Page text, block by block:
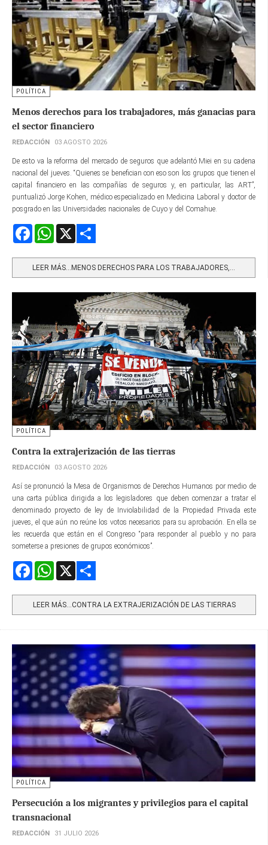
POLÍTICA
Menos derechos para los trabajadores, más ganacias para
el sector financiero
REDACCIÓN 03 AGOSTO 2026
De esto va la reforma del mercado de seguros que adelantó Miei en su cadena
nacional del jueves. “Quienes se benefician con eso son los grupos que tienen el
capital financiero en las compañías de seguros y, en particular, las ART”,
puntualizó Jorge Kohen, médico especializado en Medicina Laboral y doctor de
posgrado en las Universidades nacionales de Cuyo y del Comahue.
FacebookWhatsApp
LEER MÁS…MENOS DERECHOS PARA LOS TRABAJADORES,...
POLÍTICA
Contra la extrajerización de las tierras
REDACCIÓN 03 AGOSTO 2026
Así se pronunció la Mesa de Organismos de Derechos Humanos por medio de
una carta pública dirigida a los legisladores que deben comenzar a tratar el
denominado proyecto de ley de Inviolabilidad de la Propiedad Privada este
jueves, el que aún no reúne los votos necesarios para su aprobación. En ella se
les recuerda que están en el Congreso “para responder al pueblo y no para
someterse a presiones de grupos económicos”.
FacebookWhatsApp
LEER MÁS…CONTRA LA EXTRAJERIZACIÓN DE LAS TIERRAS
POLÍTICA
Persecución a los migrantes y privilegios para el capital
transnacional
REDACCIÓN 31 JULIO 2026